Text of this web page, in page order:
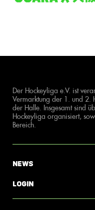
Der Hockeyliga e.V. ist
Vermarktung der 1. und 2.
der Halle. Insgesamt sind
Hockeyliga organisiert,
Bereich.
News
Login